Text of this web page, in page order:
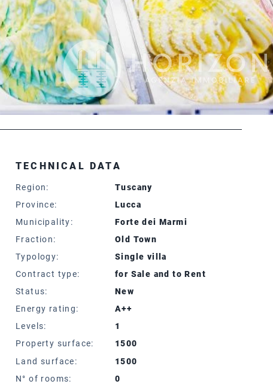
TECHNICAL DATA
Region:
Tuscany
Province:
Lucca
Municipality:
Forte dei Marmi
Fraction:
Old Town
Typology:
Single villa
Contract type:
for Sale and to Rent
Status:
New
Energy rating:
A++
Levels:
1
Property surface:
1500
Land surface:
1500
N° of rooms:
0